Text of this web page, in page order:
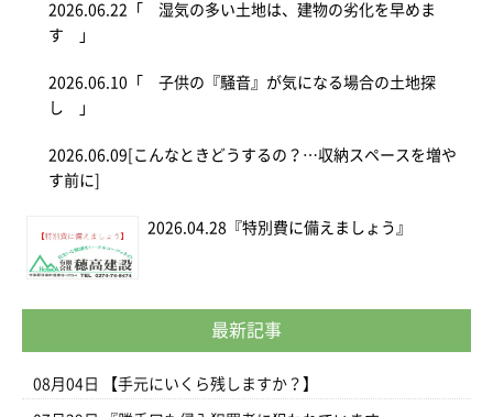
2026.06.22 「 湿気の多い土地は、建物の劣化を早めま
す 」
2026.06.10 「 子供の『騒音』が気になる場合の土地探
し 」
2026.06.09 [こんなときどうするの？…収納スペースを増や
す前に]
2026.04.28 『特別費に備えましょう』
最新記事
08月04日 【手元にいくら残しますか？】